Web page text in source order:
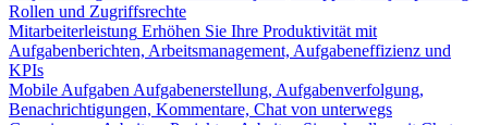
Rollen und Zugriffsrechte
Mitarbeiterleistung Erhöhen Sie Ihre Produktivität mit
Aufgabenberichten, Arbeitsmanagement, Aufgabeneffizienz und
KPIs
Mobile Aufgaben Aufgabenerstellung, Aufgabenverfolgung,
Benachrichtigungen, Kommentare, Chat von unterwegs